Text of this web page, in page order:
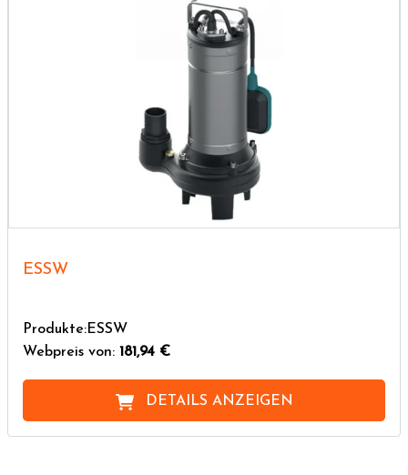
ESSW
Produkte:ESSW
Webpreis von: 181,94 €
DETAILS ANZEIGEN